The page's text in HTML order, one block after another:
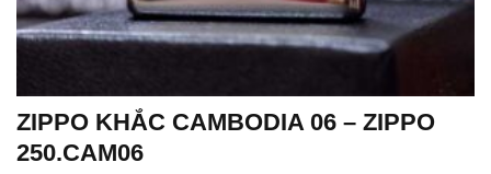
ZIPPO KHẮC CAMBODIA 06 – ZIPPO
250.CAM06